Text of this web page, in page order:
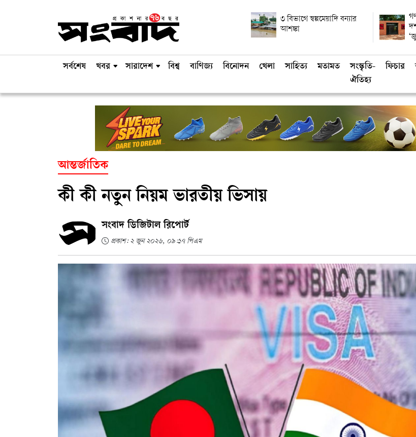
৩ বিভাগে স্বল্পমেয়াদি বন্যার
আশঙ্কা
সর্বশেষ খবর সারাদেশ বিশ্ব বাণিজ্য বিনোদন খেলা সাহিত্য মতামত
সংস্কৃতি-
ঐতিহ্য
ফিচার
আন্তর্জাতিক
কী কী নতুন নিয়ম ভারতীয় ভিসায়
সংবাদ ডিজিটাল রিপোর্ট
প্রকাশ: ২ জুন ২০২৬, ০৯:১৭ পিএম